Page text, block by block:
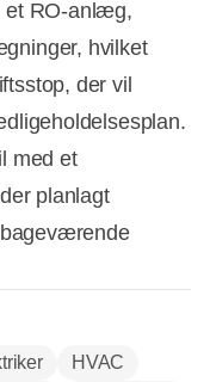
et RO-anlæg,
hvilket
der vil
med et
planlagt
HVAC